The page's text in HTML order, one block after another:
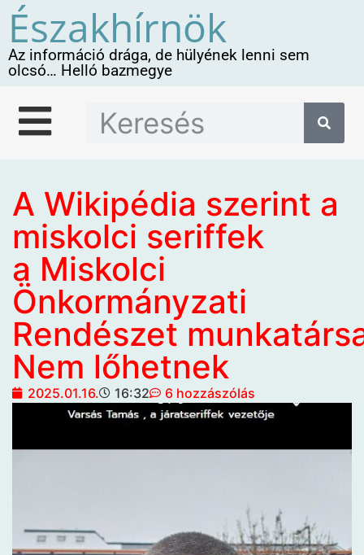
Északhírnök
Az információ drága, de hülyének lenni sem
olcsó… Helló bazmegye
A Wikipédia szerint a
miskolci seriffek
a Miskolci
Önkormányzati
Rendészet
Nem lőhetnek
2025.01.16. 16:32 6 hozzászólás